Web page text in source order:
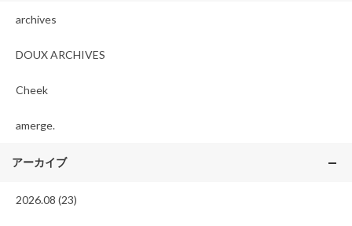
archives
DOUX ARCHIVES
Cheek
amerge.
アーカイブ
2026.08 (23)